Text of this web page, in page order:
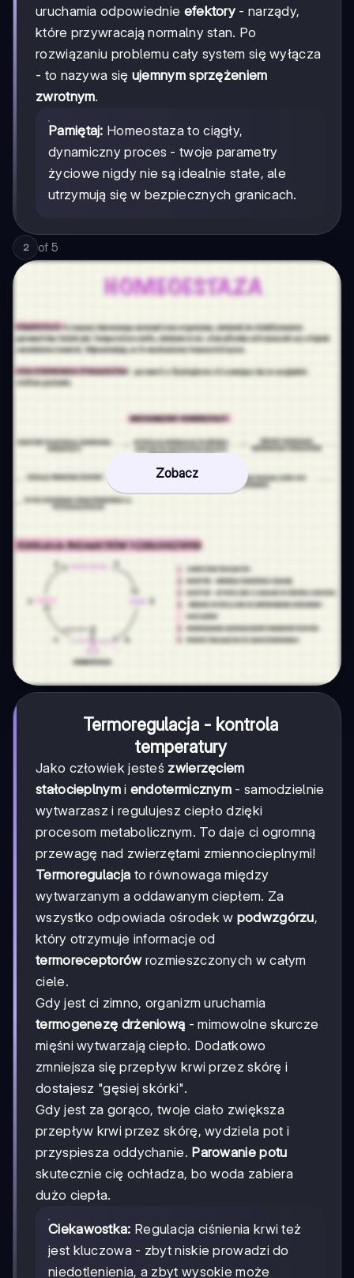
uruchamia odpowiednie efektory - narządy,
które przywracają normalny stan. Po
rozwiązaniu problemu cały system się wyłącza
- to nazywa się ujemnym sprzężeniem
zwrotnym.
Pamiętaj: Homeostaza to ciągły,
dynamiczny proces - twoje parametry
życiowe nigdy nie są idealnie stałe, ale
utrzymują się w bezpiecznych granicach.
2 of 5
Zobacz
Termoregulacja - kontrola
temperatury
Jako człowiek jesteś zwierzęciem
stałocieplnymi endotermicznym - samodzielnie
wytwarzasz i regulujesz ciepło dzięki
procesom metabolicznym. To daje ci ogromną
przewagę nad zwierzętami zmiennocieplnymi!
Termoregulacja to równowaga między
wytwarzanym a oddawanym ciepłem. Za
wszystko odpowiada ośrodek w podwzgórzu,
który otrzymuje informacje od
termoreceptorówrozmieszczonych w całym
ciele.
Gdy jest ci zimno, organizm uruchamia
termogenezę drżeniową - mimowolne skurcze
mięśni wytwarzają ciepło. Dodatkowo
zmniejsza się przepływ krwi przez skórę i
dostajesz "gęsiej skórki".
Gdy jest za gorąco, twoje ciało zwiększa
przepływ krwi przez skórę, wydziela pot i
przyspiesza oddychanie. Parowanie potu
skutecznie cię ochładza, bo woda zabiera
dużo ciepła.
Ciekawostka: Regulacja ciśnienia krwi też
jest kluczowa - zbyt niskie prowadzi do
niedotlenienia, a zbyt wysokie może